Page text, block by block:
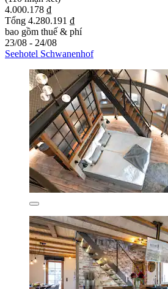
4.000.178 ₫
Tổng 4.280.191 ₫
bao gồm thuế & phí
23/08 - 24/08
Seehotel Schwanenhof